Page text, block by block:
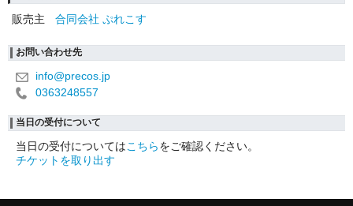
販売主
合同会社 ぷれこす
お問い合わせ先
info@precos.jp
0363248557
当日の受付について
当日の受付についてはこちらをご確認ください。
チケットを取り出す